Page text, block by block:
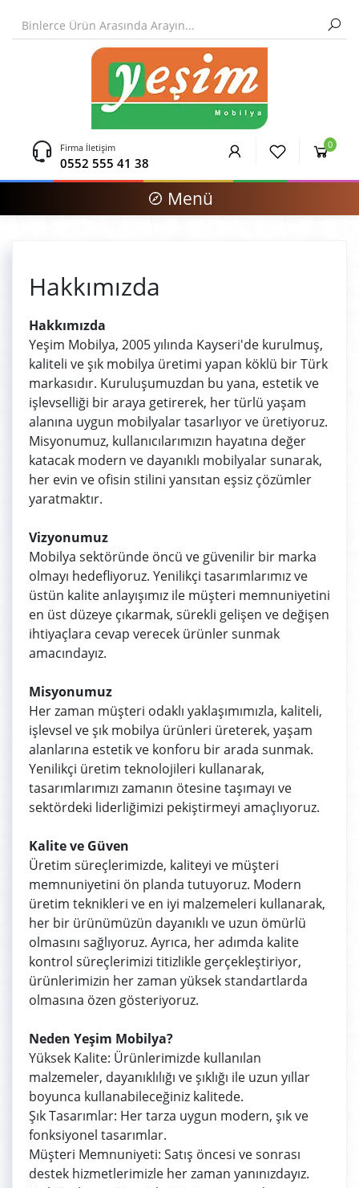
Firma İletişim
0552 555 41 38
0
Menü
Hakkımızda
Hakkımızda
Yeşim Mobilya, 2005 yılında Kayseri'de kurulmuş,
kaliteli ve şık mobilya üretimi yapan köklü bir Türk
markasıdır. Kuruluşumuzdan bu yana, estetik ve
işlevselliği bir araya getirerek, her türlü yaşam
alanına uygun mobilyalar tasarlıyor ve üretiyoruz.
Misyonumuz, kullanıcılarımızın hayatına değer
katacak modern ve dayanıklı mobilyalar sunarak,
her evin ve ofisin stilini yansıtan eşsiz çözümler
yaratmaktır.
Vizyonumuz
Mobilya sektöründe öncü ve güvenilir bir marka
olmayı hedefliyoruz. Yenilikçi tasarımlarımız ve
üstün kalite anlayışımız ile müşteri memnuniyetini
en üst düzeye çıkarmak, sürekli gelişen ve değişen
ihtiyaçlara cevap verecek ürünler sunmak
amacındayız.
Misyonumuz
Her zaman müşteri odaklı yaklaşımımızla, kaliteli,
işlevsel ve şık mobilya ürünleri üreterek, yaşam
alanlarına estetik ve konforu bir arada sunmak.
Yenilikçi üretim teknolojileri kullanarak,
tasarımlarımızı zamanın ötesine taşımayı ve
sektördeki liderliğimizi pekiştirmeyi amaçlıyoruz.
Kalite ve Güven
Üretim süreçlerimizde, kaliteyi ve müşteri
memnuniyetini ön planda tutuyoruz. Modern
üretim teknikleri ve en iyi malzemeleri kullanarak,
her bir ürünümüzün dayanıklı ve uzun ömürlü
olmasını sağlıyoruz. Ayrıca, her adımda kalite
kontrol süreçlerimizi titizlikle gerçekleştiriyor,
ürünlerimizin her zaman yüksek standartlarda
olmasına özen gösteriyoruz.
Neden Yeşim Mobilya?
Yüksek Kalite: Ürünlerimizde kullanılan
malzemeler, dayanıklılığı ve şıklığı ile uzun yıllar
boyunca kullanabileceğiniz kalitede.
Şık Tasarımlar: Her tarza uygun modern, şık ve
fonksiyonel tasarımlar.
Müşteri Memnuniyeti: Satış öncesi ve sonrası
destek hizmetlerimizle her zaman yanınızdayız.